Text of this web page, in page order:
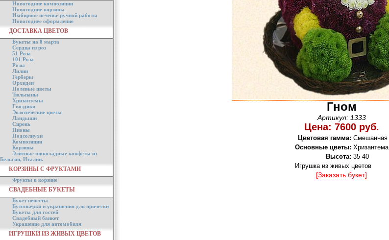
Новогодние композиции
Новогодние корзины
Имбирное печенье ручной работы
Новогоднее оформление
ДОСТАВКА ЦВЕТОВ
Букеты на 8 марта
Сердца из роз
51 Роза
101 Роза
Розы
Лилии
Герберы
Орхидеи
Полевые цветы
Тюльпаны
Хризантемы
Гвоздики
Экзотические цветы
Ландыши
Сирень
Пионы
Подсолнухи
Композиции
Корзины
Элитные шоколадные конфеты из
Бельгии, Италии.
КОРЗИНЫ С ФРУКТАМИ
Фрукты в корзине
СВАДЕБНЫЕ БУКЕТЫ
Букет невесты
Бутоньерки и украшения для прически
Букеты для гостей
Свадебный банкет
Украшение для автомобиля
ИГРУШКИ ИЗ ЖИВЫХ ЦВЕТОВ
Гном
Артикул: 1333
Цена: 7600 руб.
Цветовая гамма: Смешанная
Основные цветы: Хризантема
Высота: 35-40
Игрушка из живых цветов
[Заказать букет]